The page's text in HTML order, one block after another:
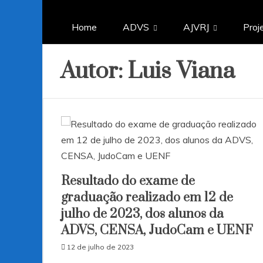
Home ADVS AJVRJ
Autor: Luis Viana
Resultado do exame de
graduação realizado em 12 de
julho de 2023, dos alunos da
ADVS, CENSA, JudoCam e UENF
12 de julho de 2023